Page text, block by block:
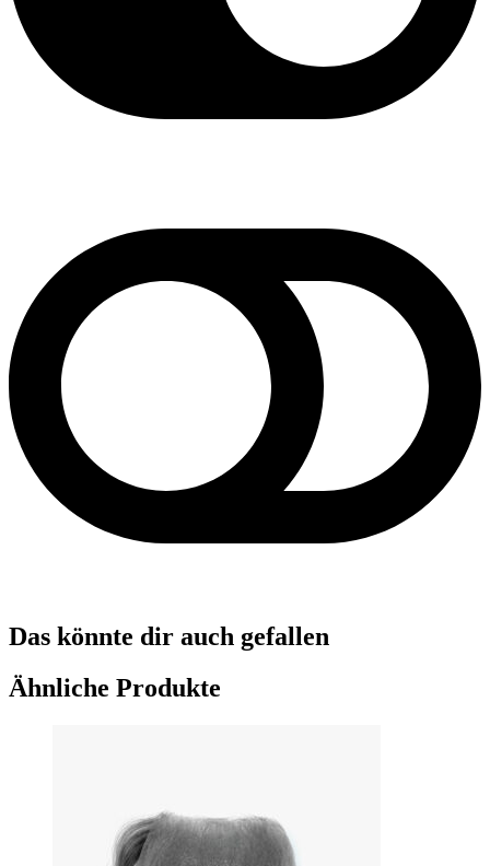
Das könnte dir auch gefallen
Ähnliche Produkte